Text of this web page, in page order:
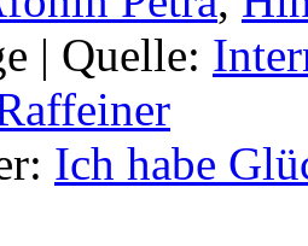
| Quelle:
Ich habe